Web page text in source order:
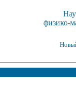
физико-